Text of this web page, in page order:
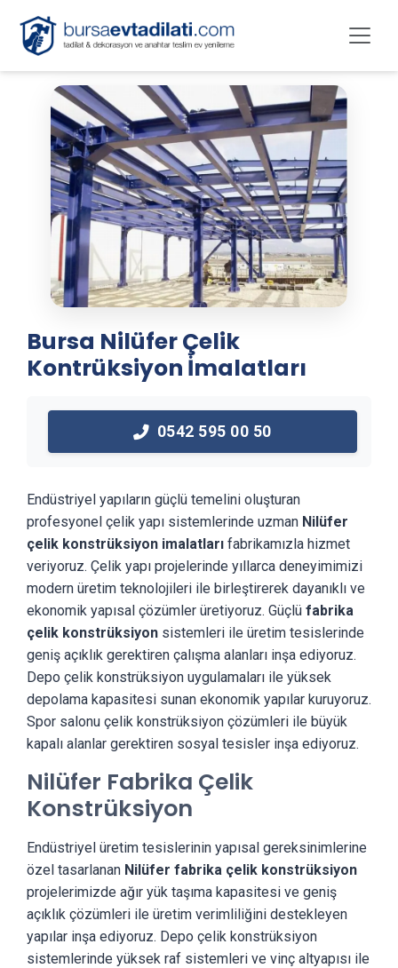
Bursa Nilüfer Çelik
Kontrüksiyon İmalatları
0542 595 00 50
Endüstriyel yapıların güçlü temelini oluşturan
profesyonel çelik yapı sistemlerinde uzman Nilüfer
çelik konstrüksiyon imalatları fabrikamızla hizmet
veriyoruz. Çelik yapı projelerinde yıllarca deneyimimizi
modern üretim teknolojileri ile birleştirerek dayanıklı ve
ekonomik yapısal çözümler üretiyoruz. Güçlü fabrika
çelik konstrüksiyon sistemleri ile üretim tesislerinde
geniş açıklık gerektiren çalışma alanları inşa ediyoruz.
Depo çelik konstrüksiyon uygulamaları ile yüksek
depolama kapasitesi sunan ekonomik yapılar kuruyoruz.
Spor salonu çelik konstrüksiyon çözümleri ile büyük
kapalı alanlar gerektiren sosyal tesisler inşa ediyoruz.
Nilüfer Fabrika Çelik
Konstrüksiyon
Endüstriyel üretim tesislerinin yapısal gereksinimlerine
özel tasarlanan Nilüfer fabrika çelik konstrüksiyon
projelerimizde ağır yük taşıma kapasitesi ve geniş
açıklık çözümleri ile üretim verimliliğini destekleyen
yapılar inşa ediyoruz. Depo çelik konstrüksiyon
sistemlerinde yüksek raf sistemleri ve vinç altyapısı ile